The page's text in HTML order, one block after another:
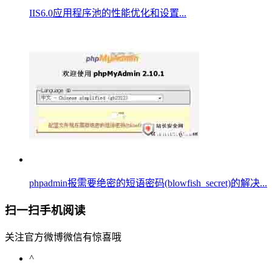
IIS6.0应用程序池的性能优化和设置...
phpadmin报需要绝密的短语密码(blowfish_secret)的解决...
扫一扫手机阅读
关注官方微博微信有惊喜哦
^